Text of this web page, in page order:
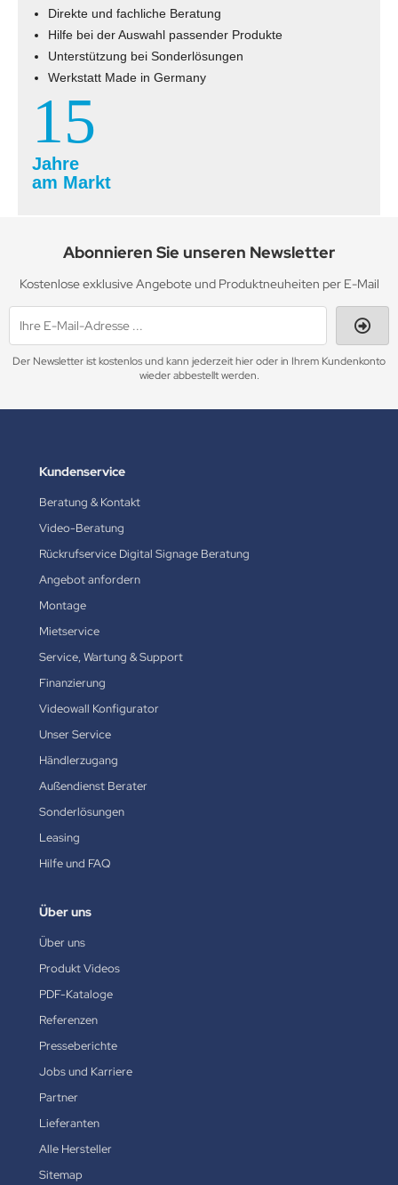
Direkte und fachliche Beratung
Hilfe bei der Auswahl passender Produkte
Unterstützung bei Sonderlösungen
Werkstatt Made in Germany
15
Jahre
am Markt
Abonnieren Sie unseren Newsletter
Kostenlose exklusive Angebote und Produktneuheiten per E-Mail
Der Newsletter ist kostenlos und kann jederzeit hier oder in Ihrem Kundenkonto
wieder abbestellt werden.
Kundenservice
Beratung & Kontakt
Video-Beratung
Rückrufservice Digital Signage Beratung
Angebot anfordern
Montage
Mietservice
Service, Wartung & Support
Finanzierung
Videowall Konfigurator
Unser Service
Händlerzugang
Außendienst Berater
Sonderlösungen
Leasing
Hilfe und FAQ
Über uns
Über uns
Produkt Videos
PDF-Kataloge
Referenzen
Presseberichte
Jobs und Karriere
Partner
Lieferanten
Alle Hersteller
Sitemap